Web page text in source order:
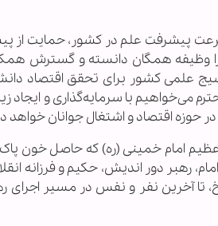
پیشرفت علم در کشور، حمایت از
همگان دانسته و گسترش
کشور برای تحقق اقتصاد
می‌خواهیم با سرمایه‌گذاری و
اقتصاد و اشتغال جوانان خواهد
عظیم امام خمینی (ره) که حاصل خون
رهبر دور اندیش، حکیم و فرزانه
تا آخرین نفر و نفس در مسیر